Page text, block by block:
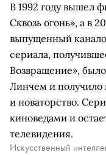
В 1992 году вышел
Сквозь огонь», а в
выпущенный
сериала,
Возвращение»,
Линчем и получило
и новаторство.
киноведами и
телевидения.
Искусственный